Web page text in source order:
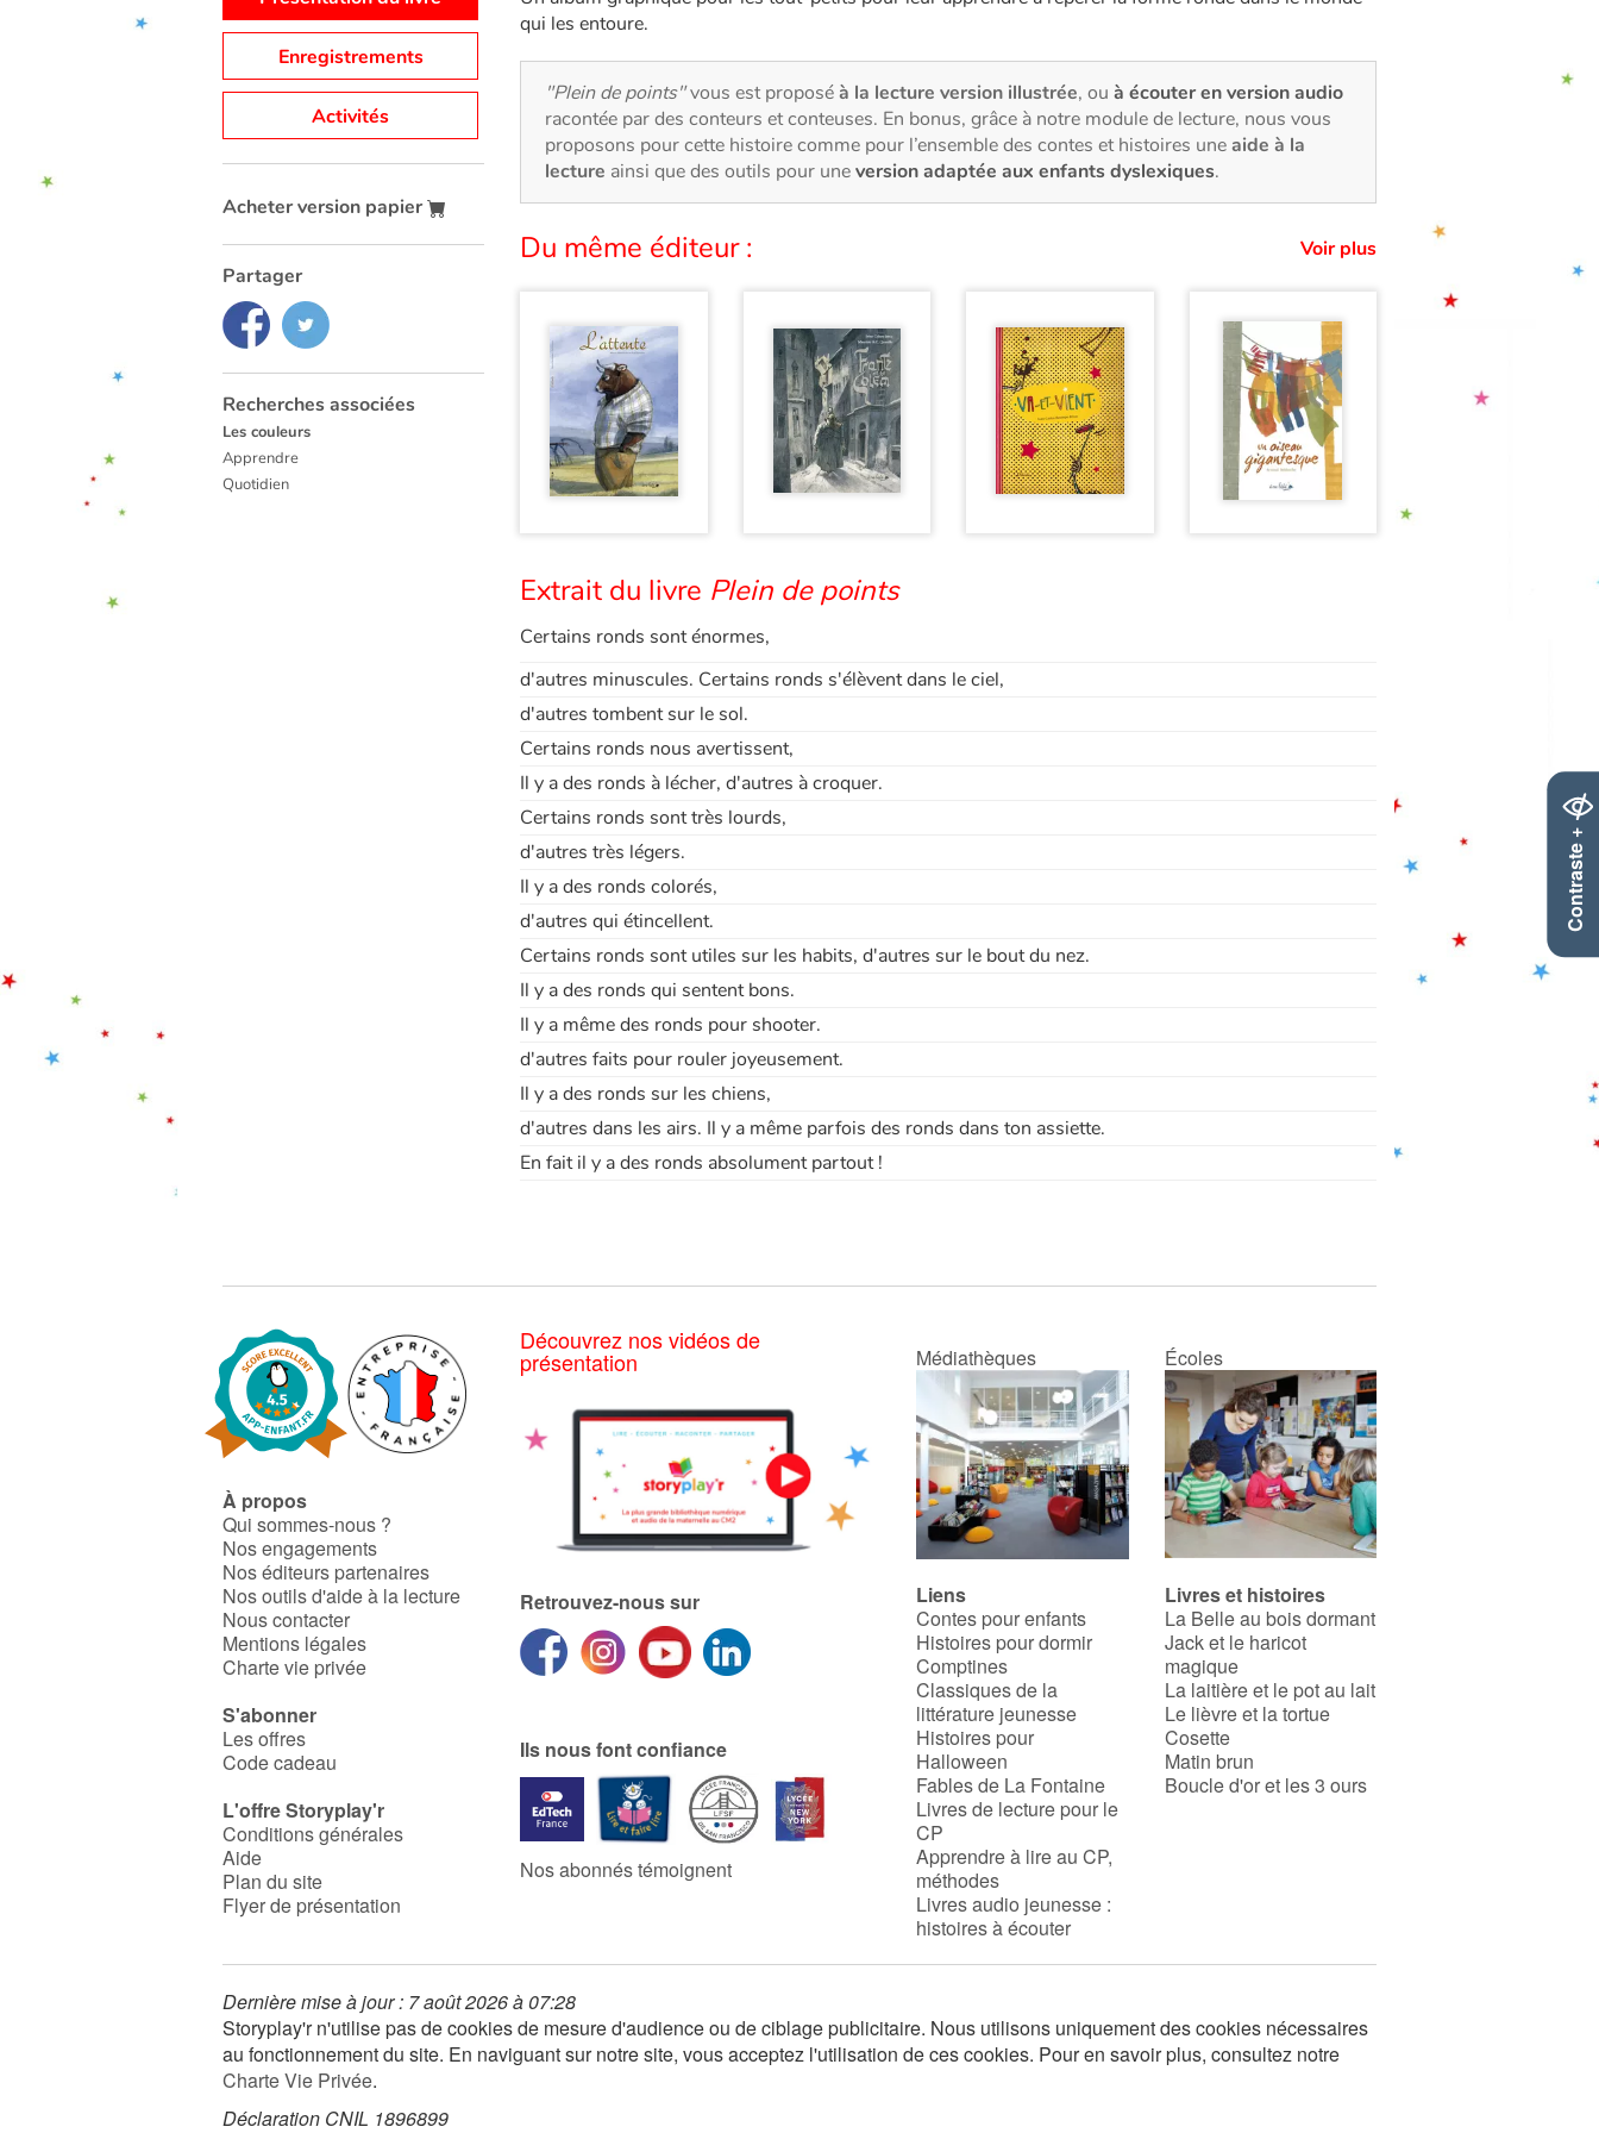
Contraste +
Enregistrements
Activités
Acheter version papier
Partager
Recherches associées
Les couleurs
Apprendre
Quotidien
qui les entoure.
"Plein de points"vous est proposéà la lecture version illustrée, ou à écouter en version audio
racontée par des conteurs et conteuses. En bonus, grâce à notre module de lecture, nous vous
proposons pour cette histoire comme pour l’ensemble des contes et histoires uneaide à la
lecture ainsi que des outils pour uneversion adaptée aux enfants dyslexiques.
Du même éditeur : Voir plus
Extrait du livre Plein de points
Certains ronds sont énormes,
d'autres minuscules. Certains ronds s'élèvent dans le ciel,
d'autres tombent sur le sol.
Certains ronds nous avertissent,
Il y a des ronds à lécher, d'autres à croquer.
Certains ronds sont très lourds,
d'autres très légers.
Il y a des ronds colorés,
d'autres qui étincellent.
Certains ronds sont utiles sur les habits, d'autres sur le bout du nez.
Il y a des ronds qui sentent bons.
Il y a même des ronds pour shooter.
d'autres faits pour rouler joyeusement.
Il y a des ronds sur les chiens,
d'autres dans les airs. Il y a même parfois des ronds dans ton assiette.
En fait il y a des ronds absolument partout !
À propos
Qui sommes-nous ?
Nos engagements
Nos éditeurs partenaires
Nos outils d'aide à la lecture
Nous contacter
Mentions légales
Charte vie privée
S'abonner
Les offres
Code cadeau
L'offre Storyplay'r
Conditions générales
Aide
Plan du site
Flyer de présentation
Découvrez nos vidéos de
présentation
Retrouvez-nous sur
Ils nous font confiance
Nos abonnés témoignent
Médiathèques Écoles
Liens
Contes pour enfants
Histoires pour dormir
Comptines
Classiques de la
littérature jeunesse
Histoires pour
Halloween
Fables de La Fontaine
Livres de lecture pour le
CP
Apprendre à lire au CP,
méthodes
Livres audio jeunesse :
histoires à écouter
Livres et histoires
La Belle au bois dormant
Jack et le haricot
magique
La laitière et le pot au lait
Le lièvre et la tortue
Cosette
Matin brun
Boucle d'or et les 3 ours
Dernière mise à jour : 7 août 2026 à 07:28
Storyplay'r n'utilise pas de cookies de mesure d'audience ou de ciblage publicitaire. Nous utilisons uniquement des cookies nécessaires
au fonctionnement du site. En naviguant sur notre site, vous acceptez l'utilisation de ces cookies. Pour en savoir plus, consultez notre
Charte Vie Privée.
Déclaration CNIL 1896899